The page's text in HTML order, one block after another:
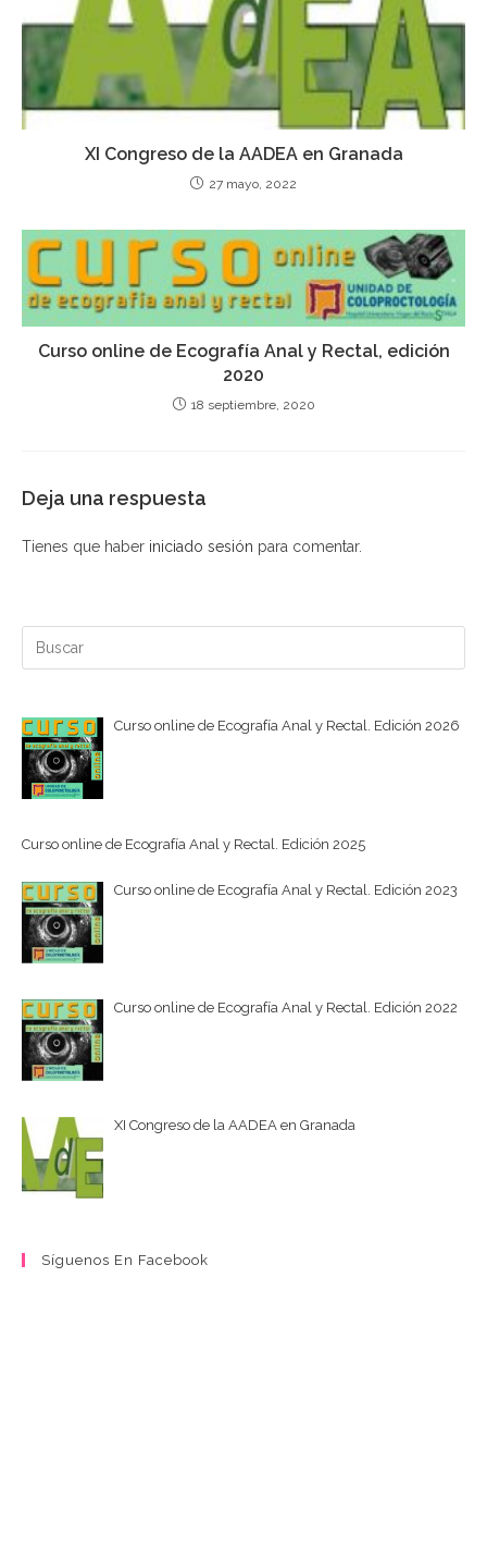
XI Congreso de la AADEA en Granada
27 mayo, 2022
Curso online de Ecografía Anal y Rectal, edición
2020
18 septiembre, 2020
Deja una respuesta
Tienes que haber iniciado sesión para comentar.
Curso online de Ecografía Anal y Rectal. Edición 2026
Curso online de Ecografía Anal y Rectal. Edición 2025
Curso online de Ecografía Anal y Rectal. Edición 2023
Curso online de Ecografía Anal y Rectal. Edición 2022
XI Congreso de la AADEA en Granada
Síguenos En Facebook